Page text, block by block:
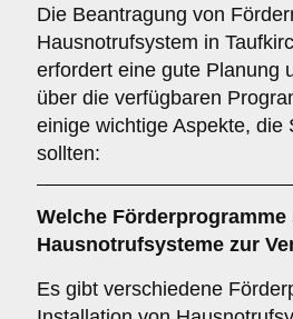
Die Beantragung von
Hausnotrufsystem in
erfordert eine gute Planung
über die verfügbaren
einige wichtige Aspekte, die
sollten:
Welche Förderprogramme
Hausnotrufsysteme zur
Es gibt verschiedene